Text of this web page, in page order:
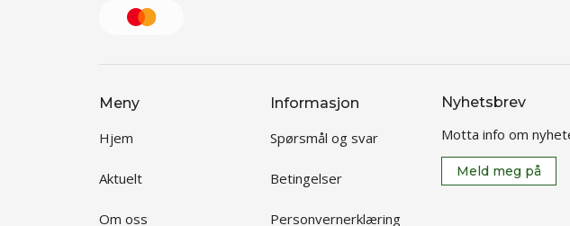
Meny
Hjem
Aktuelt
Om oss
Informasjon
Spørsmål og svar
Betingelser
Personvernerklæring
Nyhetsbrev
Motta info om
Meld meg på